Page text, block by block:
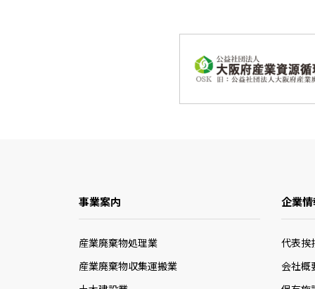
事業案内
産業廃棄物処理業
産業廃棄物収集運搬業
企業
代表挨
会社概